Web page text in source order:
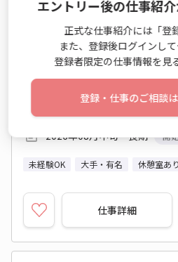
営業（法人） / 接客・サービ
時給 1,300円以上
月収例 195,000円～+残業代
9:00～17:30 週5日
福岡県 久留米市
2026年08月中旬～長期
開
未経験OK 大手・有名 休憩室あり
仕事詳細
エントリー後の仕事紹
正式な仕事紹介には「登
また、登録後ログインし
登録者限定の仕事情報を見
登録・仕事のご相談